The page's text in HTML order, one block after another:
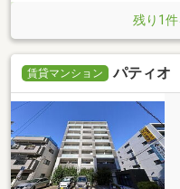
残り1
賃貸マンション パティオ